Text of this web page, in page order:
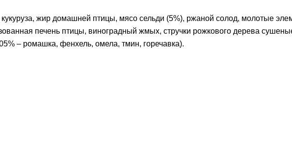
жир домашней птицы, мясо сельди (5%), ржаной солод, молотые
печень птицы, виноградный жмых, стручки рожкового дерева
– ромашка, фенхель, омела, тмин, горечавка).